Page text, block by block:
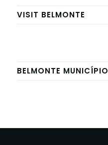
VISIT BELMONTE
BELMONTE MUNICÍPIO